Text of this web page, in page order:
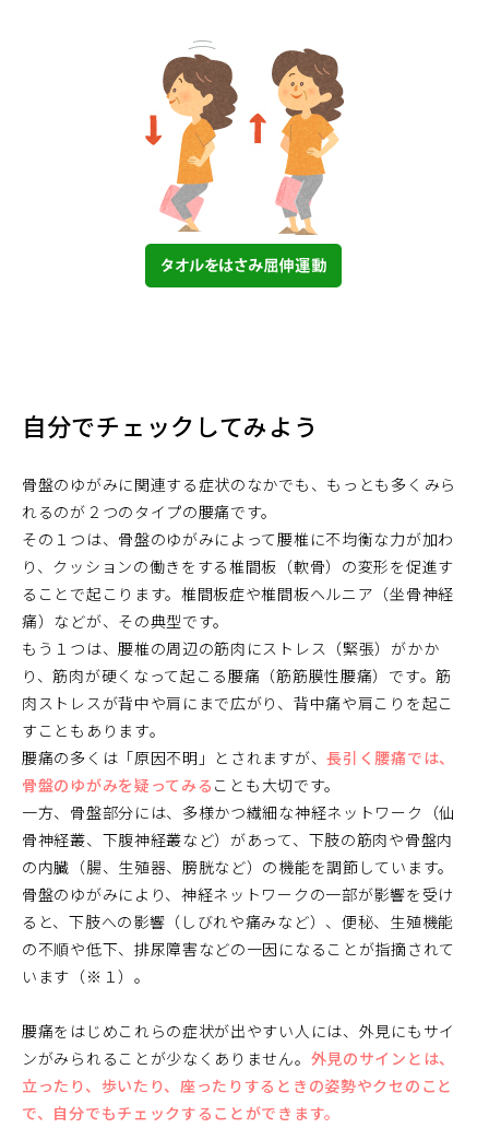
自分でチェックしてみよう
骨盤のゆがみに関連する症状のなかでも、もっとも多くみら
れるのが２つのタイプの腰痛です。
その１つは、骨盤のゆがみによって腰椎に不均衡な力が加わ
り、クッションの働きをする椎間板（軟骨）の変形を促進す
ることで起こります。椎間板症や椎間板ヘルニア（坐骨神経
痛）などが、その典型です。
もう１つは、腰椎の周辺の筋肉にストレス（緊張）がかか
り、筋肉が硬くなって起こる腰痛（筋筋膜性腰痛）です。筋
肉ストレスが背中や肩にまで広がり、背中痛や肩こりを起こ
すこともあります。
腰痛の多くは「原因不明」とされますが、長引く腰痛では、
骨盤のゆがみを疑ってみる ことも大切です。
一方、骨盤部分には、多様かつ繊細な神経ネットワーク（仙
骨神経叢、下腹神経叢など）があって、下肢の筋肉や骨盤内
の内臓（腸、生殖器、膀胱など）の機能を調節しています。
骨盤のゆがみにより、神経ネットワークの一部が影響を受け
ると、下肢への影響（しびれや痛みなど）、便秘、生殖機能
の不順や低下、排尿障害などの一因になることが指摘されて
います（※１）。
腰痛をはじめこれらの症状が出やすい人には、外見にもサイ
ンがみられることが少なくありません。 外見のサインとは、
立ったり、歩いたり、座ったりするときの姿勢やクセのこと
で、自分でもチェックすることができます。